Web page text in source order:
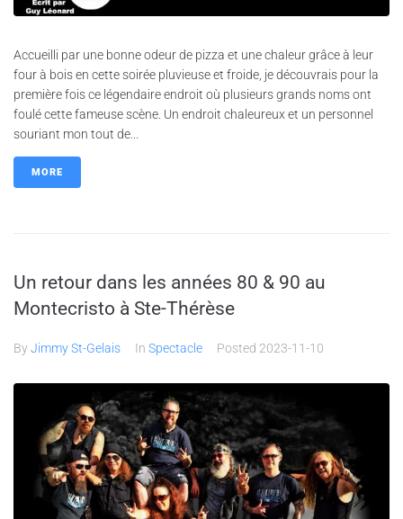
Accueilli par une bonne odeur de pizza et une chaleur grâce à leur
four à bois en cette soirée pluvieuse et froide, je découvrais pour la
première fois ce légendaire endroit où plusieurs grands noms ont
foulé cette fameuse scène. Un endroit chaleureux et un personnel
souriant mon tout de...
MORE
Un retour dans les années 80 & 90 au
Montecristo à Ste-Thérèse
ByJimmy St-Gelais In Spectacle Posted 2023-11-10